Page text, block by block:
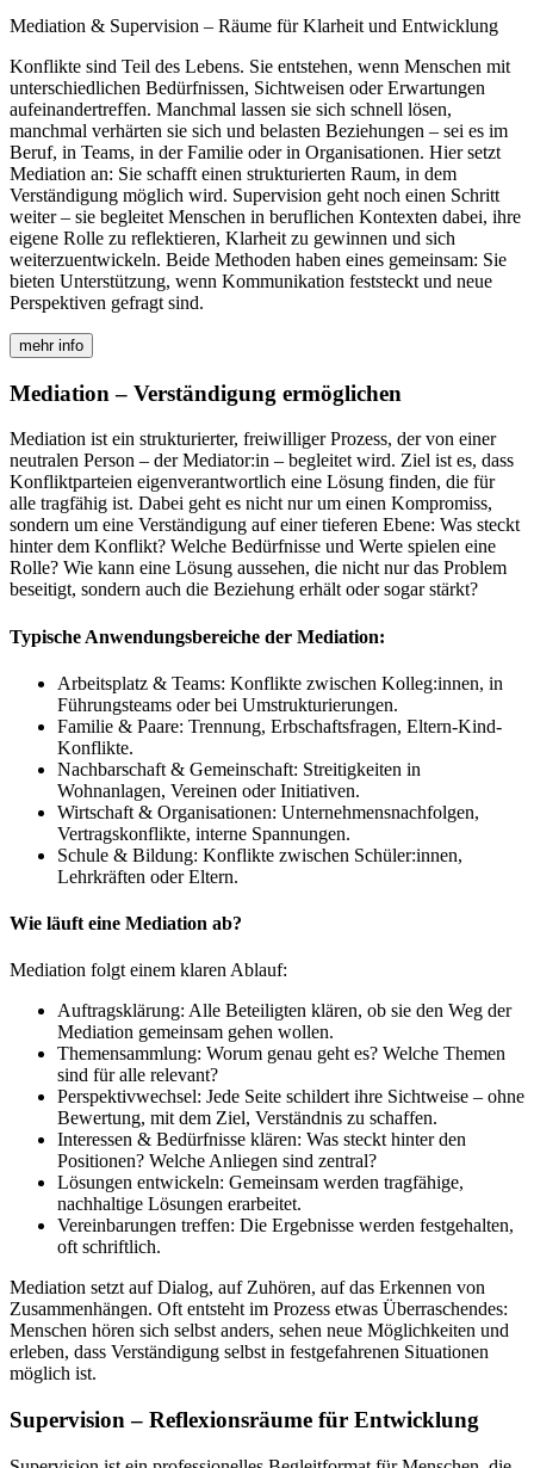
Mediation & Supervision – Räume für Klarheit und Entwicklung
Konflikte sind Teil des Lebens. Sie entstehen, wenn Menschen mit
unterschiedlichen Bedürfnissen, Sichtweisen oder Erwartungen
aufeinandertreffen. Manchmal lassen sie sich schnell lösen,
manchmal verhärten sie sich und belasten Beziehungen – sei es im
Beruf, in Teams, in der Familie oder in Organisationen. Hier setzt
Mediation an: Sie schafft einen strukturierten Raum, in dem
Verständigung möglich wird. Supervision geht noch einen Schritt
weiter – sie begleitet Menschen in beruflichen Kontexten dabei, ihre
eigene Rolle zu reflektieren, Klarheit zu gewinnen und sich
weiterzuentwickeln. Beide Methoden haben eines gemeinsam: Sie
bieten Unterstützung, wenn Kommunikation feststeckt und neue
Perspektiven gefragt sind.
mehr info
Mediation – Verständigung ermöglichen
Mediation ist ein strukturierter, freiwilliger Prozess, der von einer
neutralen Person – der Mediator:in – begleitet wird. Ziel ist es, dass
Konfliktparteien eigenverantwortlich eine Lösung finden, die für
alle tragfähig ist. Dabei geht es nicht nur um einen Kompromiss,
sondern um eine Verständigung auf einer tieferen Ebene: Was steckt
hinter dem Konflikt? Welche Bedürfnisse und Werte spielen eine
Rolle? Wie kann eine Lösung aussehen, die nicht nur das Problem
beseitigt, sondern auch die Beziehung erhält oder sogar stärkt?
Typische Anwendungsbereiche der Mediation:
Arbeitsplatz & Teams: Konflikte zwischen Kolleg:innen, in
Führungsteams oder bei Umstrukturierungen.
Familie & Paare: Trennung, Erbschaftsfragen, Eltern-Kind-
Konflikte.
Nachbarschaft & Gemeinschaft: Streitigkeiten in
Wohnanlagen, Vereinen oder Initiativen.
Wirtschaft & Organisationen: Unternehmensnachfolgen,
Vertragskonflikte, interne Spannungen.
Schule & Bildung: Konflikte zwischen Schüler:innen,
Lehrkräften oder Eltern.
Wie läuft eine Mediation ab?
Mediation folgt einem klaren Ablauf:
Auftragsklärung: Alle Beteiligten klären, ob sie den Weg der
Mediation gemeinsam gehen wollen.
Themensammlung: Worum genau geht es? Welche Themen
sind für alle relevant?
Perspektivwechsel: Jede Seite schildert ihre Sichtweise – ohne
Bewertung, mit dem Ziel, Verständnis zu schaffen.
Interessen & Bedürfnisse klären: Was steckt hinter den
Positionen? Welche Anliegen sind zentral?
Lösungen entwickeln: Gemeinsam werden tragfähige,
nachhaltige Lösungen erarbeitet.
Vereinbarungen treffen: Die Ergebnisse werden festgehalten,
oft schriftlich.
Mediation setzt auf Dialog, auf Zuhören, auf das Erkennen von
Zusammenhängen. Oft entsteht im Prozess etwas Überraschendes:
Menschen hören sich selbst anders, sehen neue Möglichkeiten und
erleben, dass Verständigung selbst in festgefahrenen Situationen
möglich ist.
Supervision – Reflexionsräume für Entwicklung